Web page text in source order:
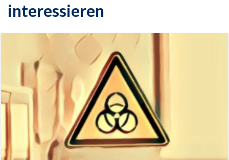
interessieren